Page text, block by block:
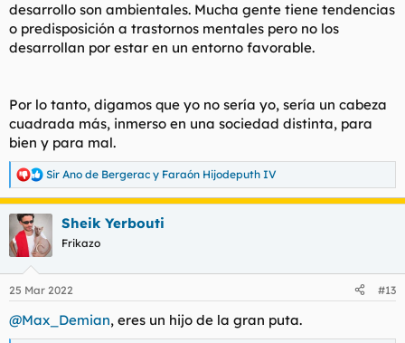
desarrollo son ambientales. Mucha gente tiene tendencias
o predisposición a trastornos mentales pero no los
desarrollan por estar en un entorno favorable.
Por lo tanto, digamos que yo no sería yo, sería un cabeza
cuadrada más, inmerso en una sociedad distinta, para
bien y para mal.
R
e
a
c
c
i
e
:
Sir Ano de Bergerac y Faraón Hijodeputh IV
Sheik Yerbouti
Frikazo
25 Mar 2022 #13
@Max_Demian, eres un hijo de la gran puta.